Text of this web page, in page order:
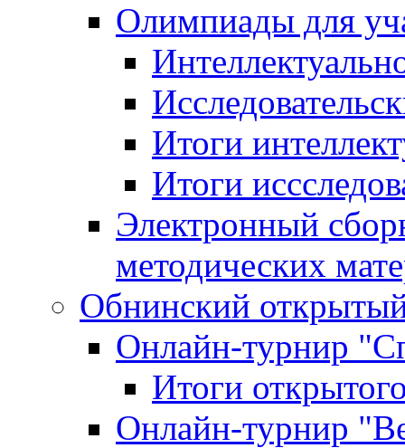
Олимпиады для
Итоги
Итоги
Электронный
методических
Обнинский
Онлайн-турнир
Итоги
Онлайн-турнир